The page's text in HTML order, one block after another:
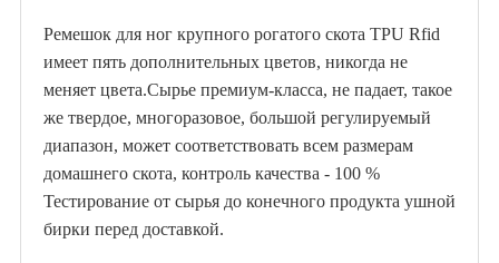
Ремешок для ног крупного рогатого скота TPU Rfid
имеет пять дополнительных цветов, никогда не
меняет цвета.Сырье премиум-класса, не падает, такое
же твердое, многоразовое, большой регулируемый
диапазон, может соответствовать всем размерам
домашнего скота, контроль качества - 100 %
Тестирование от сырья до конечного продукта ушной
бирки перед доставкой.